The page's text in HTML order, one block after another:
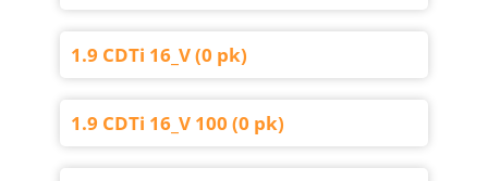
1.9 CDTi 16_V (0 pk)
1.9 CDTi 16_V 100 (0 pk)